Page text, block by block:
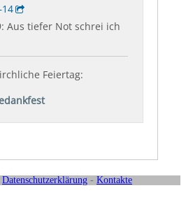
Datenschutzerklärung - Kontakte